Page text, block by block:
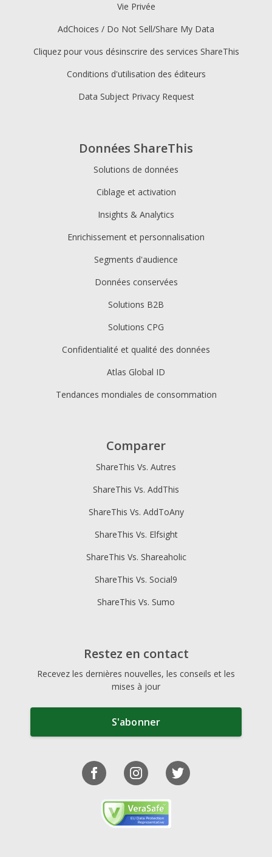
Données ShareThis
Solutions de données
Ciblage et activation
Insights & Analytics
Enrichissement et personnalisation
Segments d'audience
Données conservées
Solutions B2B
Solutions CPG
Confidentialité et qualité des données
Atlas Global ID
Tendances mondiales de consommation
Vie Privée
AdChoices / Do Not Sell/Share My Data
Cliquez pour vous désinscrire des services ShareThis
Conditions d'utilisation des éditeurs
Data Subject Privacy Request
Comparer
ShareThis Vs. Autres
ShareThis Vs. AddThis
ShareThis Vs. AddToAny
ShareThis Vs. Elfsight
ShareThis Vs. Shareaholic
ShareThis Vs. Social9
ShareThis Vs. Sumo
Restez en contact
Recevez les dernières nouvelles, les conseils et les
mises à jour
S'abonner